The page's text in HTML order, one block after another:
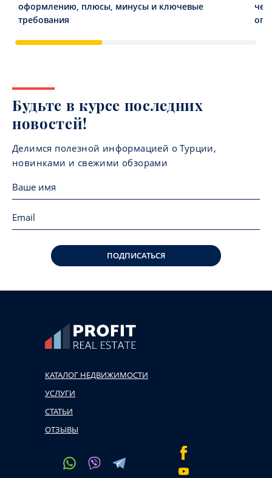
оформлению, плюсы, минусы и ключевые
требования
Будьте в курсе последних
новостей!
Делимся полезной информацией о Турции,
новинками и свежими обзорами
ПОДПИСАТЬСЯ
КАТАЛОГ НЕДВИЖИМОСТИ
УСЛУГИ
СТАТЬИ
ОТЗЫВЫ